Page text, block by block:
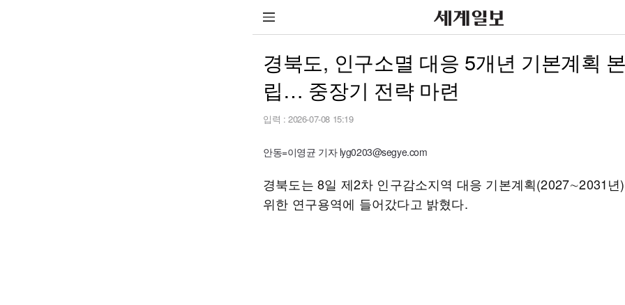
경북도, 인구소멸 대응 5개년 기본계획
립… 중장기 전략 마련
입력 : 2026-07-08 15:19
안동=이영균 기자 lyg0203@segye.com
경북도는 8일 제2차 인구감소지역 대응 기본계획(2027∼2031년
위한 연구용역에 들어갔다고 밝혔다.